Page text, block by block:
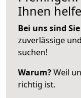
Ihnen
Bei uns sind
zuverlässige
suchen!
Warum?Weil
richtig ist.